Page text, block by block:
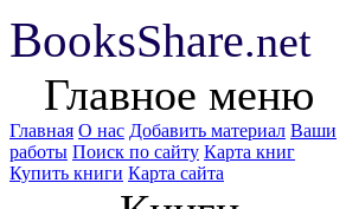
BooksShare.net
Главное меню
Главная О нас Добавить материал Ваши
работы Поиск по сайту Карта книг
Купить книги Карта сайта